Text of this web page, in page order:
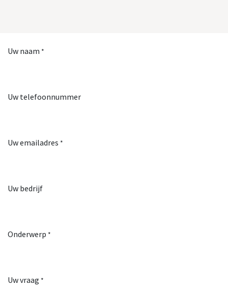
Uw naam *
Uw telefoonnummer
Uw emailadres *
Uw bedrijf
Onderwerp *
Uw vraag *